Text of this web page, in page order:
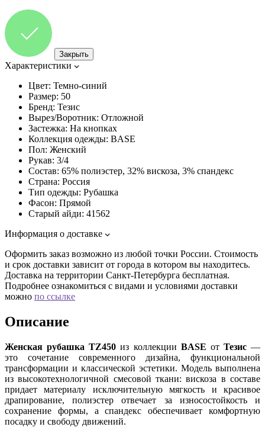
Закрыть
Характеристики
Цвет: Темно-синий
Размер: 50
Бренд: Тезис
Вырез/Воротник: Отложной
Застежка: На кнопках
Коллекция одежды: BASE
Пол: Женский
Рукав: 3/4
Состав: 65% полиэстер, 32% вискоза, 3% спандекс
Страна: Россия
Тип одежды: Рубашка
Фасон: Прямой
Старый айди: 41562
Информация о доставке
Оформить заказ возможно из любой точки России. Стоимость
и срок доставки зависит от города в котором вы находитесь.
Доставка на территории Санкт-Петербурга бесплатная.
Подробнее ознакомиться с видами и условиями доставки
можно по ссылке
Описание
Женская рубашка TZ450 из коллекции BASE от Тезис—
это сочетание современного дизайна, функциональной
трансформации и классической эстетики. Модель выполнена
из высокотехнологичной смесовой ткани: вискоза в составе
придает материалу исключительную мягкость и красивое
драпирование, полиэстер отвечает за износостойкость и
сохранение формы, а спандекс обеспечивает комфортную
посадку и свободу движений.